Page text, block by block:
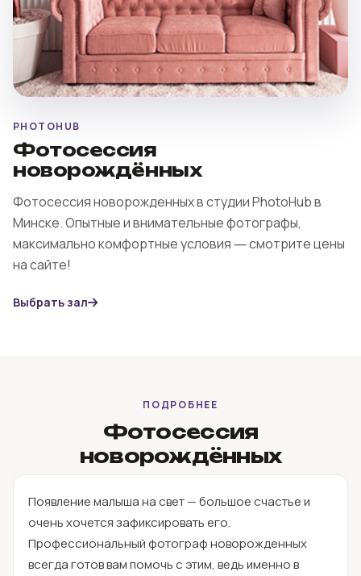
PHOTOHUB
Фотосессия
новорождённых
Фотосессия новорожденных в студии PhotoHub в
Минске. Опытные и внимательные фотографы,
максимально комфортные условия ― смотрите цены
на сайте!
Выбрать зал
ПОДРОБНЕЕ
Фотосессия
новорождённых
Появление малыша на свет — большое счастье и
очень хочется зафиксировать его.
Профессиональный фотограф новорожденных
всегда готов вам помочь с этим, ведь именно в